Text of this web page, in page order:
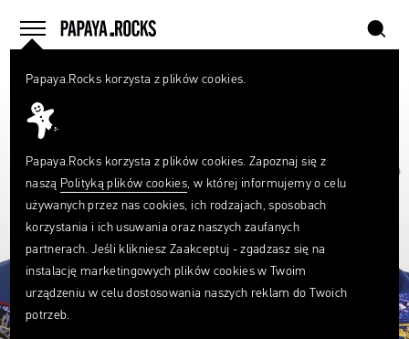
menu
home szukaj
Papaya.Rocks korzysta z plików cookies.
Papaya.Rocks korzysta z plików cookies. Zapoznaj się z
naszą Polityką plików cookies, w której informujemy o celu
używanych przez nas cookies, ich rodzajach, sposobach
korzystania i ich usuwania oraz naszych zaufanych
partnerach. Jeśli klikniesz Zaakceptuj - zgadzasz się na
instalację marketingowych plików cookies w Twoim
urządzeniu w celu dostosowania naszych reklam do Twoich
potrzeb.
Czego
szukasz?